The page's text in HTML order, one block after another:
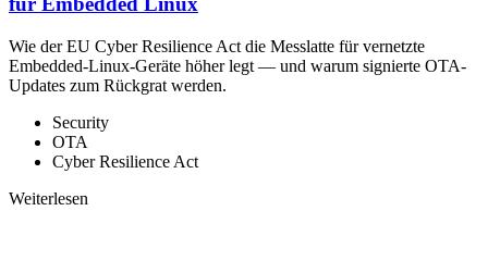
Wie der EU Cyber Resilience Act die Messlatte für vernetzte
Embedded-Linux-Geräte höher legt — und warum signierte OTA-
Updates zum Rückgrat werden.
Security
OTA
Cyber Resilience Act
Weiterlesen